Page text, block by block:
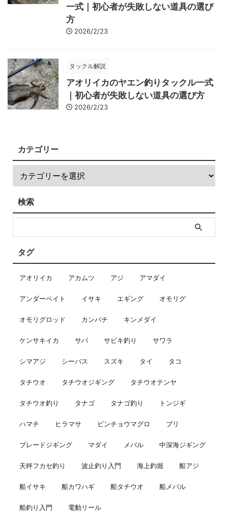
一式｜初心者が失敗しない道具の選び
方
2026/2/23
タックル解説
アオリイカのヤエン釣りタックル一式
｜初心者が失敗しない道具の選び方
2026/2/23
カテゴリー
検索
タグ
アオリイカ アカムツ アジ アマダイ
アンダーベイト イサキ エギング オモリグ
オモリグロッド カンパチ キンメダイ
ケンサキイカ サバ サビキ釣り サワラ
シマアジ シーバス スズキ タイ タコ
タチウオ タチウオジギング タチウオテンヤ
タチウオ釣り タナゴ タナゴ釣り トンジギ
ハマチ ヒラマサ ビンチョウマグロ ブリ
ブレードジギング マダイ メバル 中深海ジギング
天秤フカセ釣り 波止釣り入門 海上釣堀 船アジ
船イサキ 船カワハギ 船タチウオ 船メバル
船釣り入門 電動リール